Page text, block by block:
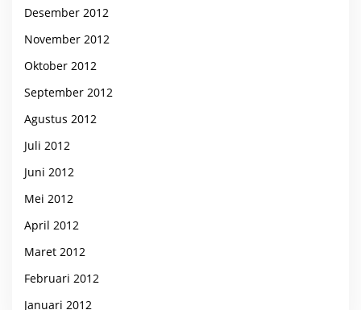
Desember 2012
November 2012
Oktober 2012
September 2012
Agustus 2012
Juli 2012
Juni 2012
Mei 2012
April 2012
Maret 2012
Februari 2012
Januari 2012